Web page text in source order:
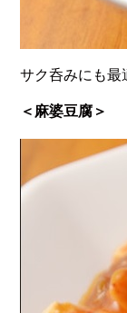
サク呑みにも最
＜麻婆豆腐＞